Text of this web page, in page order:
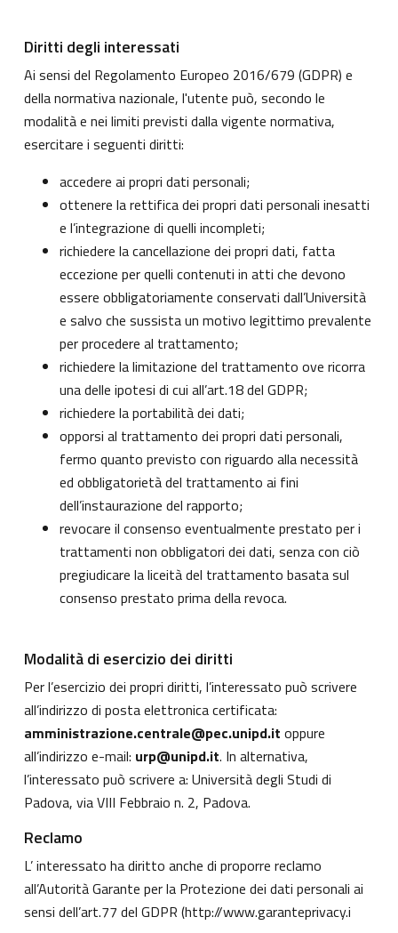
Diritti degli interessati
Ai sensi del Regolamento Europeo 2016/679 (GDPR) e
della normativa nazionale, l'utente può, secondo le
modalità e nei limiti previsti dalla vigente normativa,
esercitare i seguenti diritti:
accedere ai propri dati personali;
ottenere la rettifica dei propri dati personali inesatti
e l’integrazione di quelli incompleti;
richiedere la cancellazione dei propri dati, fatta
eccezione per quelli contenuti in atti che devono
essere obbligatoriamente conservati dall’Università
e salvo che sussista un motivo legittimo prevalente
per procedere al trattamento;
richiedere la limitazione del trattamento ove ricorra
una delle ipotesi di cui all’art.18 del GDPR;
richiedere la portabilità dei dati;
opporsi al trattamento dei propri dati personali,
fermo quanto previsto con riguardo alla necessità
ed obbligatorietà del trattamento ai fini
dell’instaurazione del rapporto;
revocare il consenso eventualmente prestato per i
trattamenti non obbligatori dei dati, senza con ciò
pregiudicare la liceità del trattamento basata sul
consenso prestato prima della revoca.
Modalità di esercizio dei diritti
Per l’esercizio dei propri diritti, l’interessato può scrivere
all’indirizzo di posta elettronica certificata:
amministrazione.centrale@pec.unipd.it oppure
all’indirizzo e-mail: urp@unipd.it. In alternativa,
l’interessato può scrivere a: Università degli Studi di
Padova, via VIII Febbraio n. 2, Padova.
Reclamo
L’ interessato ha diritto anche di proporre reclamo
all’Autorità Garante per la Protezione dei dati personali ai
sensi dell’art.77 del GDPR (http://www.garanteprivacy.i